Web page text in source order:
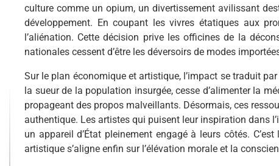
culture comme un opium, un divertissement avilissant
développement. En coupant les vivres étatiques aux
l’aliénation. Cette décision prive les officines de la
nationales cessent d’être les déversoirs de modes
Sur le plan économique et artistique, l’impact se traduit
la sueur de la population insurgée, cesse d’alimenter la
propageant des propos malveillants. Désormais, ces
authentique. Les artistes qui puisent leur inspiration dans
un appareil d’État pleinement engagé à leurs côtés.
artistique s’aligne enfin sur l’élévation morale et la